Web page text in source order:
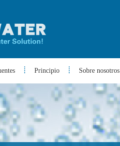
Principio Sobre nosotros